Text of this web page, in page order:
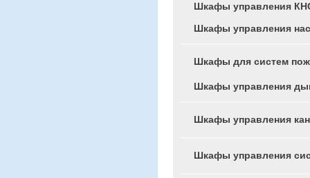
Шкафы управления
Шкафы управления
Шкафы для систем
Шкафы управления
Шкафы управления
Шкафы управления